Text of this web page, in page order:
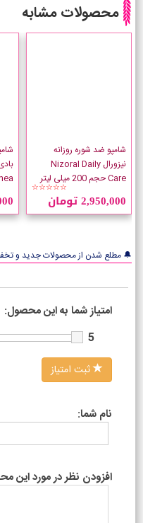
محصولات مشابه
شامپو ضد شوره روزانه
نیزورال Nizoral Daily
Care حجم 200 میلی لیتر
☆☆☆☆☆
2,950,000 تومان
🔔 مطلع شدن از محصولات جدید و
امتیاز شما به این محصول:
5
ثبت امتیاز
نام شما:
افزودن نظر در مورد این